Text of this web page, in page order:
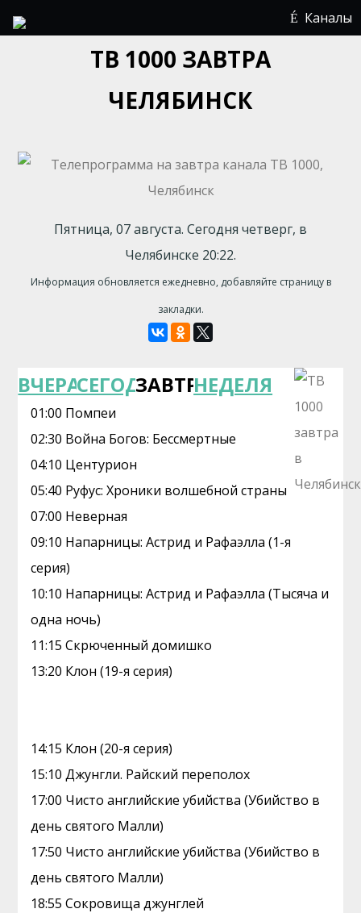
Каналы
ТВ 1000 ЗАВТРА
ЧЕЛЯБИНСК
Пятница, 07 августа. Сегодня четверг, в
Челябинске 20:22.
Информация обновляется ежедневно, добавляйте страницу в
закладки.
ВЧЕРАСЕГОДНЯЗАВТРАНЕДЕЛЯ
01:00 Помпеи
02:30 Война Богов: Бессмертные
04:10 Центурион
05:40 Руфус: Хроники волшебной страны
07:00 Неверная
09:10 Напарницы: Астрид и Рафаэлла (1-я
серия)
10:10 Напарницы: Астрид и Рафаэлла (Тысяча и
одна ночь)
11:15 Скрюченный домишко
13:20 Клон (19-я серия)
14:15 Клон (20-я серия)
15:10 Джунгли. Райский переполох
17:00 Чисто английские убийства (Убийство в
день святого Малли)
17:50 Чисто английские убийства (Убийство в
день святого Малли)
18:55 Сокровища джунглей